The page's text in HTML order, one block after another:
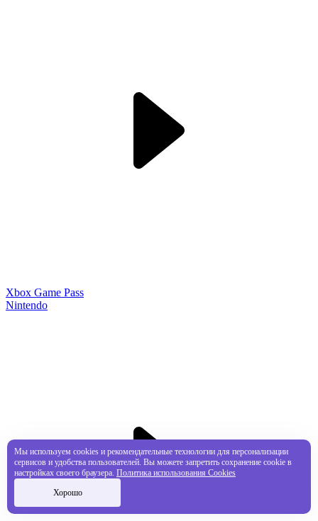
Xbox Game Pass
Nintendo
Мы используем cookies и рекомендательные технологии для персонализации
сервисов и удобства пользователей. Вы можете запретить сохранение cookie в
настройках своего браузера. Политика использования Cookies
Хорошо